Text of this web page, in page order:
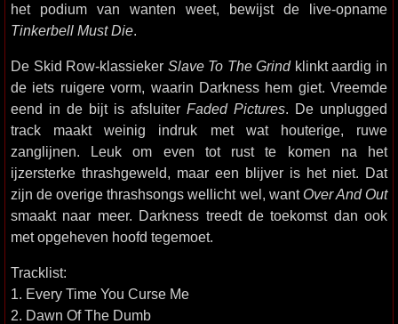
het podium van wanten weet, bewijst de live-opname
Tinkerbell Must Die.
De Skid Row-klassieker Slave To The Grindklinkt aardig in
de iets ruigere vorm, waarin Darkness hem giet. Vreemde
eend in de bijt is afsluiter Faded Pictures. De unplugged
track maakt weinig indruk met wat houterige, ruwe
zanglijnen. Leuk om even tot rust te komen na het
ijzersterke thrashgeweld, maar een blijver is het niet. Dat
zijn de overige thrashsongs wellicht wel, want Over And Out
smaakt naar meer. Darkness treedt de toekomst dan ook
met opgeheven hoofd tegemoet.
Tracklist:
1. Every Time You Curse Me
2. Dawn Of The Dumb